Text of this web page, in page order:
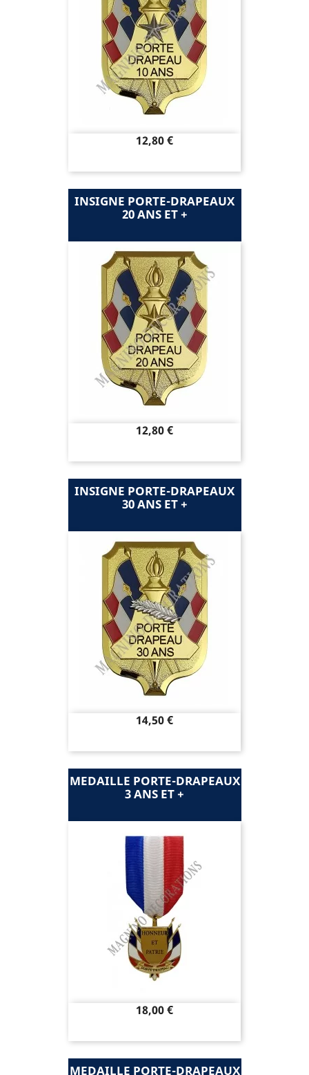
Prix
12,80 €
INSIGNE PORTE-DRAPEAUX
20 ANS ET +
Prix
12,80 €
INSIGNE PORTE-DRAPEAUX
30 ANS ET +
Prix
14,50 €
MEDAILLE PORTE-DRAPEAUX
3 ANS ET +
Prix
18,00 €
MEDAILLE PORTE-DRAPEAUX